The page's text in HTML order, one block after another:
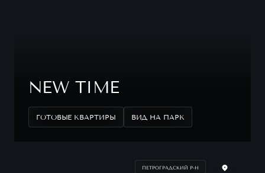
NEW TIME
ГОТОВЫЕ КВАРТИРЫ ВИД НА ПАРК
ПЕТРОГРАДСКИЙ Р-Н